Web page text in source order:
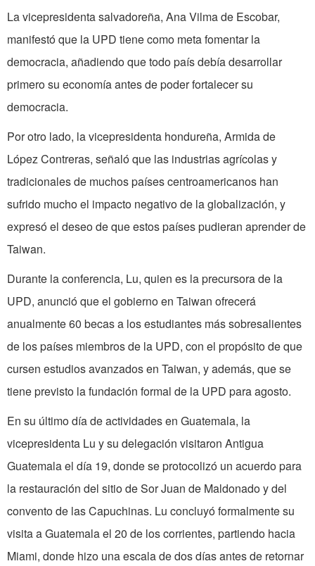
La vicepresidenta salvadoreña, Ana Vilma de Escobar,
manifestó que la UPD tiene como meta fomentar la
democracia, añadiendo que todo país debía desarrollar
primero su economía antes de poder fortalecer su
democracia.
Por otro lado, la vicepresidenta hondureña, Armida de
López Contreras, señaló que las industrias agrícolas y
tradicionales de muchos países centroamericanos han
sufrido mucho el impacto negativo de la globalización, y
expresó el deseo de que estos países pudieran aprender de
Taiwan.
Durante la conferencia, Lu, quien es la precursora de la
UPD, anunció que el gobierno en Taiwan ofrecerá
anualmente 60 becas a los estudiantes más sobresalientes
de los países miembros de la UPD, con el propósito de que
cursen estudios avanzados en Taiwan, y además, que se
tiene previsto la fundación formal de la UPD para agosto.
En su último día de actividades en Guatemala, la
vicepresidenta Lu y su delegación visitaron Antigua
Guatemala el día 19, donde se protocolizó un acuerdo para
la restauración del sitio de Sor Juan de Maldonado y del
convento de las Capuchinas. Lu concluyó formalmente su
visita a Guatemala el 20 de los corrientes, partiendo hacia
Miami, donde hizo una escala de dos días antes de retornar